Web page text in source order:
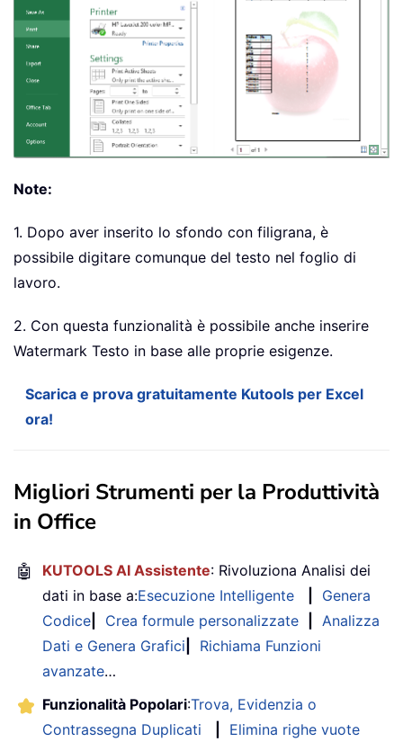
Note:
1. Dopo aver inserito lo sfondo con filigrana, è
possibile digitare comunque del testo nel foglio di
lavoro.
2. Con questa funzionalità è possibile anche inserire
Watermark Testo in base alle proprie esigenze.
Scarica e prova gratuitamente Kutools per Excel
ora!
Migliori Strumenti per la Produttività
in Office
🤖 KUTOOLS AI Assistente: Rivoluziona Analisi dei
dati in base a:Esecuzione Intelligente
Genera
Codice
Crea formule personalizzate
Analizza
Dati e Genera Grafici
Richiama Funzioni
avanzate…
Funzionalità Popolari:Trova, Evidenzia o
Contrassegna Duplicati
Elimina righe vuote